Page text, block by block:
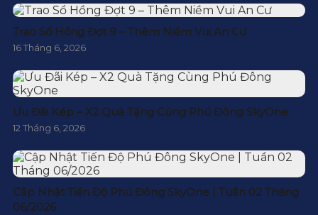
Trao Sổ Hồng Đợt 9 – Thêm Niềm Vui An Cư
16 Tháng 6, 2026
Ưu Đãi Kép – X2 Quà Tặng Cùng Phú Đông SkyOne
12 Tháng 6, 2026
Cập Nhật Tiến Độ Phú Đông SkyOne | Tuần 02 Tháng
06/2026